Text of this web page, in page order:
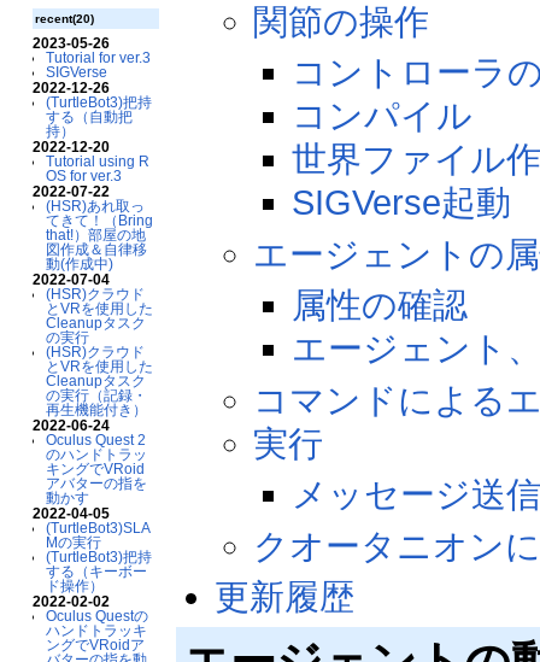
recent(20)
2023-05-26
Tutorial for ver.3
SIGVerse
2022-12-26
(TurtleBot3)把持
する（自動把
持）
2022-12-20
Tutorial using R
OS for ver.3
2022-07-22
(HSR)あれ取っ
てきて！（Bring
that!）部屋の地
図作成＆自律移
動(作成中)
2022-07-04
(HSR)クラウド
とVRを使用した
Cleanupタスク
の実行
(HSR)クラウド
とVRを使用した
Cleanupタスク
の実行（記録・
再生機能付き）
2022-06-24
Oculus Quest 2
のハンドトラッ
キングでVRoid
アバターの指を
動かす
2022-04-05
(TurtleBot3)SLA
Mの実行
(TurtleBot3)把持
する（キーボー
ド操作）
2022-02-02
Oculus Questの
ハンドトラッキ
ングでVRoidア
関節の操作
コントローラ
コンパイル
世界ファイル
SIGVerse起動
エージェントの
属性の確認
エージェント
コマンドによる
実行
メッセージ送
クオータニオン
更新履歴